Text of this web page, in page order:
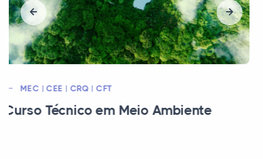
SRTE
Curso Técnico em Química